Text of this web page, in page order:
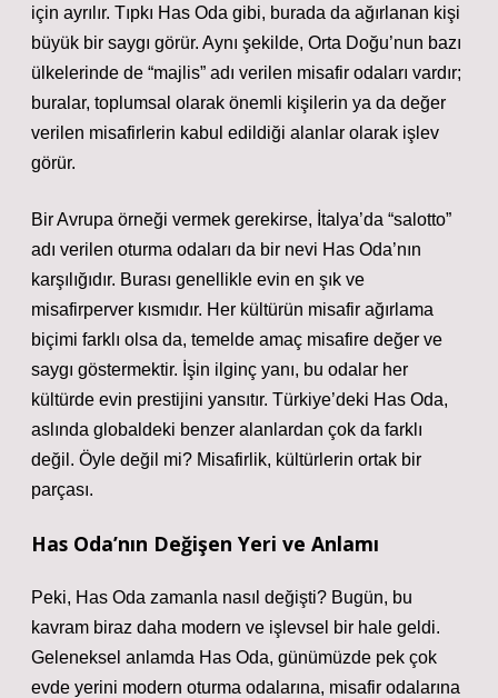
için ayrılır. Tıpkı Has Oda gibi, burada da ağırlanan kişi
büyük bir saygı görür. Aynı şekilde, Orta Doğu’nun bazı
ülkelerinde de “majlis” adı verilen misafir odaları vardır;
buralar, toplumsal olarak önemli kişilerin ya da değer
verilen misafirlerin kabul edildiği alanlar olarak işlev
görür.
Bir Avrupa örneği vermek gerekirse, İtalya’da “salotto”
adı verilen oturma odaları da bir nevi Has Oda’nın
karşılığıdır. Burası genellikle evin en şık ve
misafirperver kısmıdır. Her kültürün misafir ağırlama
biçimi farklı olsa da, temelde amaç misafire değer ve
saygı göstermektir. İşin ilginç yanı, bu odalar her
kültürde evin prestijini yansıtır. Türkiye’deki Has Oda,
aslında globaldeki benzer alanlardan çok da farklı
değil. Öyle değil mi? Misafirlik, kültürlerin ortak bir
parçası.
Has Oda’nın Değişen Yeri ve Anlamı
Peki, Has Oda zamanla nasıl değişti? Bugün, bu
kavram biraz daha modern ve işlevsel bir hale geldi.
Geleneksel anlamda Has Oda, günümüzde pek çok
evde yerini modern oturma odalarına, misafir odalarına